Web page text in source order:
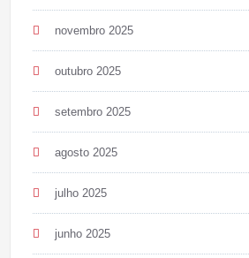
novembro 2025
outubro 2025
setembro 2025
agosto 2025
julho 2025
junho 2025